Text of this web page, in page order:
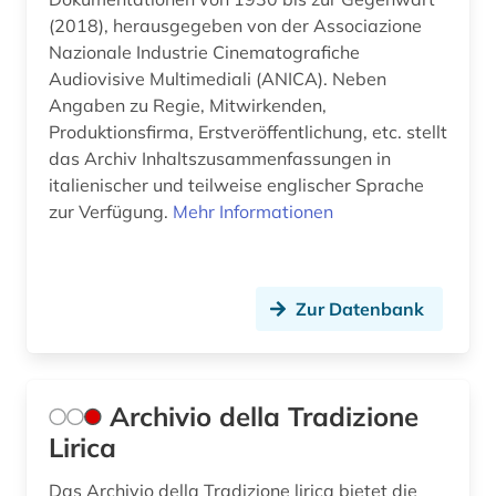
geschichte der romanistik (1)
geschichtswissenschaft (1)
gesellschaft (1)
gesundheit &amp; ernährung (1)
giacomo (1)
gustave (1)
(2018), herausgegeben von der Associazione
Nazionale Industrie Cinematografiche
Audiovisive Multimediali (ANICA). Neben
Angaben zu Regie, Mitwirkenden,
Produktionsfirma, Erstveröffentlichung, etc. stellt
das Archiv Inhaltszusammenfassungen in
italienischer und teilweise englischer Sprache
zur Verfügung. Mehr Informationen
Zur Datenbank
Archivio della Tradizione
Lirica
Das Archivio della Tradizione lirica bietet die